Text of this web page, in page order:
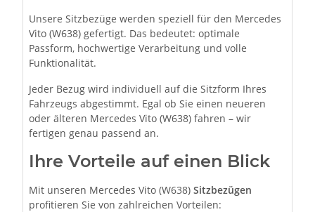
Unsere Sitzbezüge werden speziell für den Mercedes
Vito (W638) gefertigt. Das bedeutet: optimale
Passform, hochwertige Verarbeitung und volle
Funktionalität.
Jeder Bezug wird individuell auf die Sitzform Ihres
Fahrzeugs abgestimmt. Egal ob Sie einen neueren
oder älteren Mercedes Vito (W638) fahren – wir
fertigen genau passend an.
Ihre Vorteile auf einen Blick
Mit unseren Mercedes Vito (W638) Sitzbezügen
profitieren Sie von zahlreichen Vorteilen: